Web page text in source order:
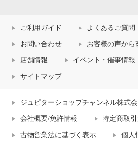
ご利用ガイド よくあるご質問
お問い合わせ お客様の声から
店舗情報 イベント・催事情報
サイトマップ
ジュピターショップチャンネル株式
会社概要/免許情報 特定商取
古物営業法に基づく表示 個人